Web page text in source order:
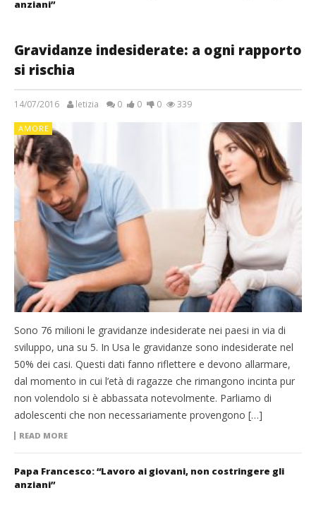
anziani”
Gravidanze indesiderate: a ogni rapporto
si rischia
14/07/2016 letizia 0 0 0 339
AMORE
Sono 76 milioni le gravidanze indesiderate nei paesi in via di
sviluppo, una su 5. In Usa le gravidanze sono indesiderate nel
50% dei casi. Questi dati fanno riflettere e devono allarmare,
dal momento in cui l’età di ragazze che rimangono incinta pur
non volendolo si è abbassata notevolmente. Parliamo di
adolescenti che non necessariamente provengono […]
READ MORE
Papa Francesco: “Lavoro ai giovani, non costringere gli
anziani”